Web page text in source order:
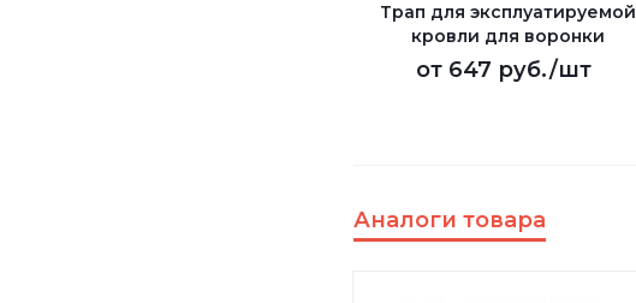
Трап для эксплуатируемой
кровли для воронки
от 647 руб./шт
Аналоги товара